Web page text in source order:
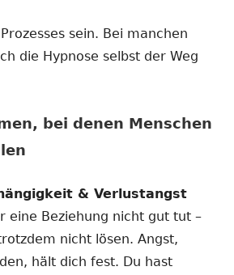
sein. Bei manchen
die Hypnose selbst der Weg
bei denen Menschen
& Verlustangst
eine Beziehung nicht gut tut –
nicht lösen. Angst,
hält dich fest. Du hast